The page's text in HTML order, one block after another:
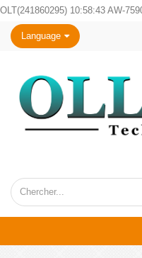
OLT(241860295) 10:58:43 AW-
Language